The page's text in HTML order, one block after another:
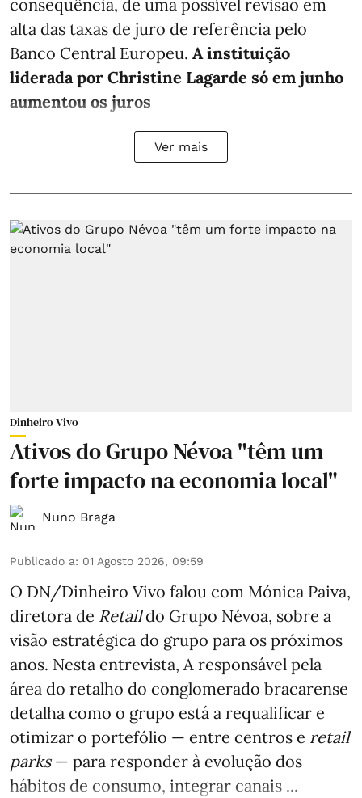
consequência, de uma possível revisão em
alta das taxas de juro de referência pelo
Banco Central Europeu. A instituição
liderada por Christine Lagarde só em junho
aumentou os juros
Ver mais
Dinheiro Vivo
Ativos do Grupo Névoa "têm um
forte impacto na economia local"
Nuno Braga
Publicado a: 01 Agosto 2026, 09:59
O DN/Dinheiro Vivo falou com Mónica Paiva,
diretora de Retaildo Grupo Névoa, sobre a
visão estratégica do grupo para os próximos
anos. Nesta entrevista, A responsável pela
área do retalho do conglomerado bracarense
detalha como o grupo está a requalificar e
otimizar o portefólio — entre centros e retail
parks— para responder à evolução dos
hábitos de consumo, integrar canais ...